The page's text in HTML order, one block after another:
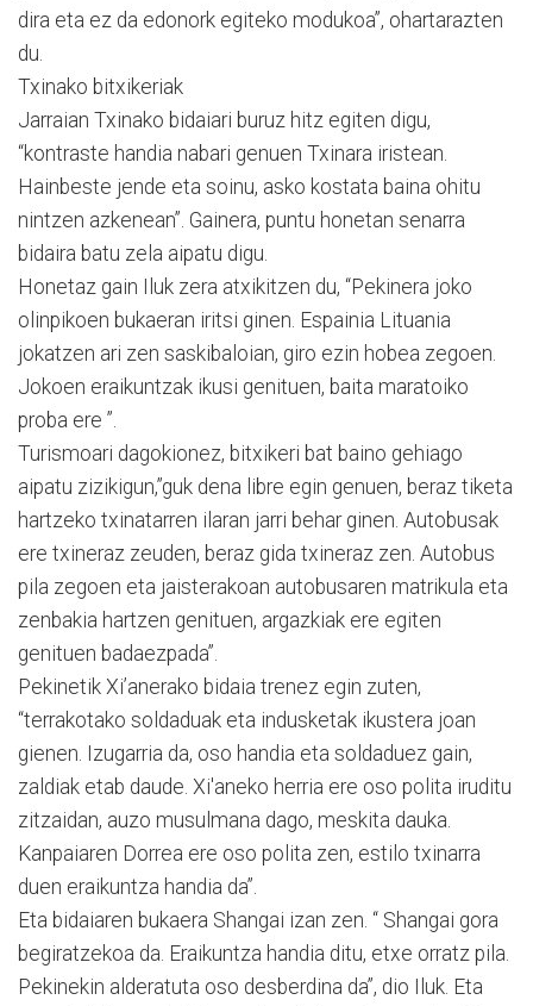
dira eta ez da edonork egiteko modukoa”, ohartarazten
du.
Txinako bitxikeriak
Jarraian Txinako bidaiari buruz hitz egiten digu,
“kontraste handia nabari genuen Txinara iristean.
Hainbeste jende eta soinu, asko kostata baina ohitu
nintzen azkenean”. Gainera, puntu honetan senarra
bidaira batu zela aipatu digu.
Honetaz gain Iluk zera atxikitzen du, “Pekinera joko
olinpikoen bukaeran iritsi ginen. Espainia Lituania
jokatzen ari zen saskibaloian, giro ezin hobea zegoen.
Jokoen eraikuntzak ikusi genituen, baita maratoiko
proba ere ”.
Turismoari dagokionez, bitxikeri bat baino gehiago
aipatu zizikigun,”guk dena libre egin genuen, beraz tiketa
hartzeko txinatarren ilaran jarri behar ginen. Autobusak
ere txineraz zeuden, beraz gida txineraz zen. Autobus
pila zegoen eta jaisterakoan autobusaren matrikula eta
zenbakia hartzen genituen, argazkiak ere egiten
genituen badaezpada”.
Pekinetik Xi’anerako bidaia trenez egin zuten,
“terrakotako soldaduak eta indusketak ikustera joan
gienen. Izugarria da, oso handia eta soldaduez gain,
zaldiak etab daude. Xi'aneko herria ere oso polita iruditu
zitzaidan, auzo musulmana dago, meskita dauka.
Kanpaiaren Dorrea ere oso polita zen, estilo txinarra
duen eraikuntza handia da”.
Eta bidaiaren bukaera Shangai izan zen. “ Shangai gora
begiratzekoa da. Eraikuntza handia ditu, etxe orratz pila.
Pekinekin alderatuta oso desberdina da”, dio Iluk. Eta